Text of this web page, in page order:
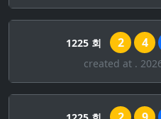
1225 회 2 4
created at .